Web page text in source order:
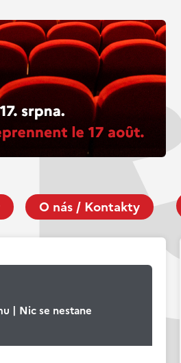
O nás / Kontakty
| Nic se nestane